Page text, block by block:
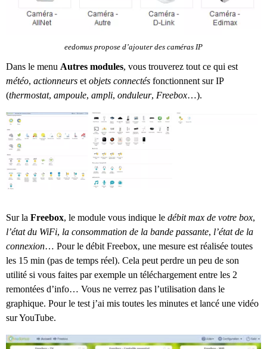
eedomus propose d’ajouter des caméras IP
Dans le menu Autres modules, vous trouverez tout ce qui est
météo, actionneurs et objets connectés fonctionnent sur IP
(thermostat, ampoule, ampli, onduleur, Freebox…).
Sur la Freebox, le module vous indique le débit max de votre box,
l’état du WiFi, la consommation de la bande passante, l’état de la
connexion… Pour le débit Freebox, une mesure est réalisée toutes
les 15 min (pas de temps réel). Cela peut perdre un peu de son
utilité si vous faites par exemple un téléchargement entre les 2
remontées d’info… Vous ne verrez pas l’utilisation dans le
graphique. Pour le test j’ai mis toutes les minutes et lancé une vidéo
sur YouTube.